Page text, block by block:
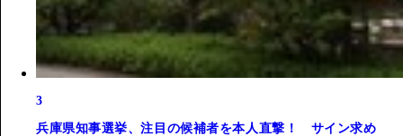
3
兵庫県知事選挙、注目の候補者を本人直撃！ サイン求め